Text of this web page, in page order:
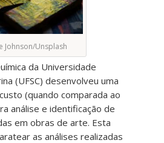
Johnson/Unsplash
da Universidade
(UFSC) desenvolveu uma
(quando comparada ao
análise e identificação de
em obras de arte. Esta
as análises realizadas